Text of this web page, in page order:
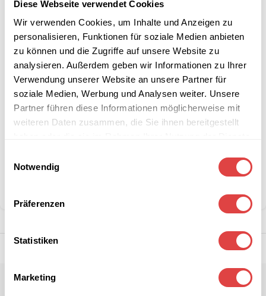
Diese Webseite verwendet Cookies
Wir verwenden Cookies, um Inhalte und Anzeigen zu
personalisieren, Funktionen für soziale Medien anbieten
zu können und die Zugriffe auf unsere Website zu
analysieren. Außerdem geben wir Informationen zu Ihrer
Verwendung unserer Website an unsere Partner für
soziale Medien, Werbung und Analysen weiter. Unsere
Partner führen diese Informationen möglicherweise mit
weiteren Daten zusammen, die Sie ihnen bereitgestellt
Notwendig
Präferenzen
Statistiken
Marketing
- +
IN DEN WARENKORB
Interessiert an
größeren
Stückzahlen?
B2B-Angebot
anfordern
Marke:Gastro Uzal